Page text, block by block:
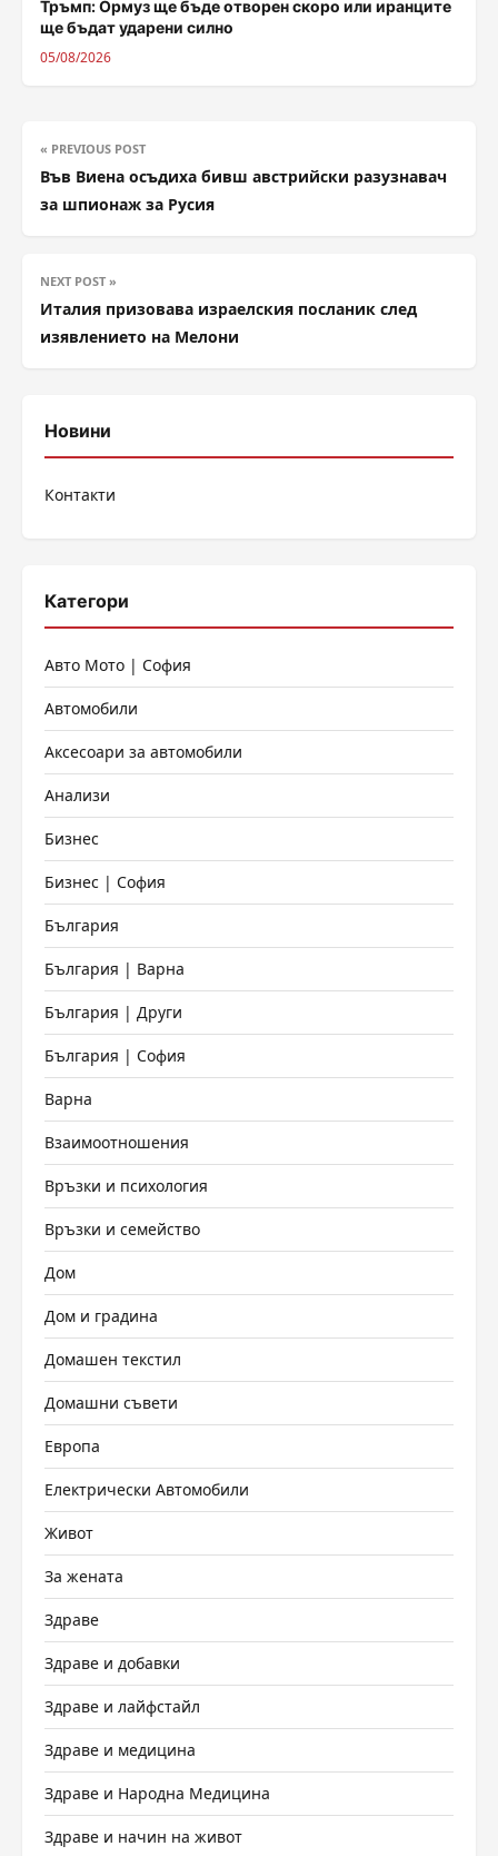
Тръмп: Ормуз ще бъде отворен скоро или иранците
ще бъдат ударени силно
05/08/2026
« PREVIOUS POST
Във Виена осъдиха бивш австрийски разузнавач
за шпионаж за Русия
NEXT POST »
Италия призовава израелския посланик след
изявлението на Мелони
Новини
Контакти
Категори
Авто Мото | София
Автомобили
Аксесоари за автомобили
Анализи
Бизнес
Бизнес | София
България
България | Варна
България | Други
България | София
Варна
Взаимоотношения
Връзки и психология
Връзки и семейство
Дом
Дом и градина
Домашен текстил
Домашни съвети
Европа
Електрически Автомобили
Живот
За жената
Здраве
Здраве и добавки
Здраве и лайфстайл
Здраве и медицина
Здраве и Народна Медицина
Здраве и начин на живот